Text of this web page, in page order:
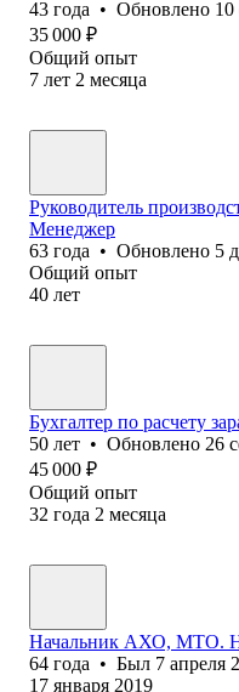
43 года • Обновлено 10
35 000 ₽
Общий опыт
7 лет 2 месяца
Руководитель
Менеджер
63 года • Обновлено 5
Общий опыт
40 лет
Бухгалтер по расчету
50 лет • Обновлено 26
45 000 ₽
Общий опыт
32 года 2 месяца
Начальник АХО, МТО.
64 года • Был 7 апреля
17 января 2019